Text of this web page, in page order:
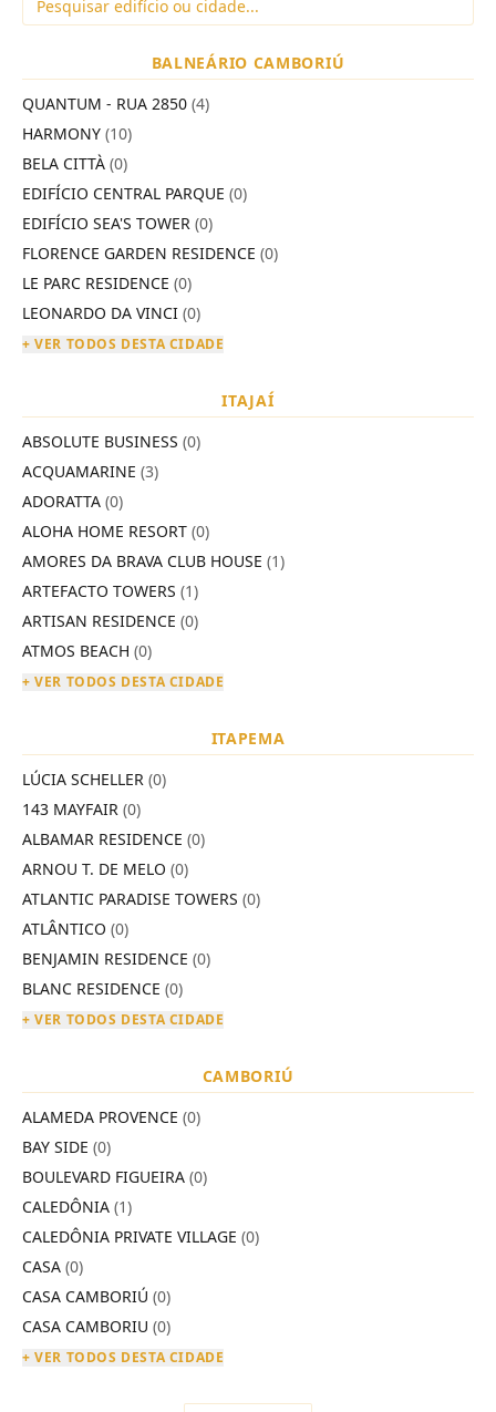
BALNEÁRIO CAMBORIÚ
QUANTUM - RUA 2850 (4)
HARMONY (10)
BELA CITTÀ (0)
EDIFÍCIO CENTRAL PARQUE (0)
EDIFÍCIO SEA'S TOWER (0)
FLORENCE GARDEN RESIDENCE (0)
LE PARC RESIDENCE (0)
LEONARDO DA VINCI (0)
+ VER TODOS DESTA CIDADE
ITAJAÍ
ABSOLUTE BUSINESS (0)
ACQUAMARINE (3)
ADORATTA (0)
ALOHA HOME RESORT (0)
AMORES DA BRAVA CLUB HOUSE (1)
ARTEFACTO TOWERS (1)
ARTISAN RESIDENCE (0)
ATMOS BEACH (0)
+ VER TODOS DESTA CIDADE
ITAPEMA
LÚCIA SCHELLER (0)
143 MAYFAIR (0)
ALBAMAR RESIDENCE (0)
ARNOU T. DE MELO (0)
ATLANTIC PARADISE TOWERS (0)
ATLÂNTICO (0)
BENJAMIN RESIDENCE (0)
BLANC RESIDENCE (0)
+ VER TODOS DESTA CIDADE
CAMBORIÚ
ALAMEDA PROVENCE (0)
BAY SIDE (0)
BOULEVARD FIGUEIRA (0)
CALEDÔNIA (1)
CALEDÔNIA PRIVATE VILLAGE (0)
CASA (0)
CASA CAMBORIÚ (0)
CASA CAMBORIU (0)
+ VER TODOS DESTA CIDADE